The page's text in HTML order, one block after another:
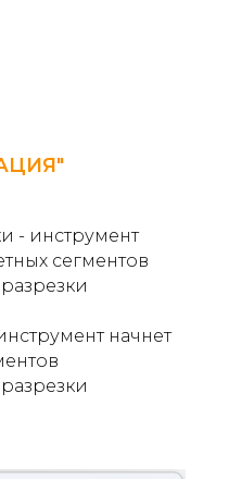
- инструмент
сегментов
начнет